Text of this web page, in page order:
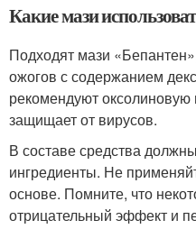
Какие мази
Подходят мази
ожогов с содержанием
рекомендуют
защищает от вирусов.
В составе средства
ингредиенты. Не
основе. Помните, что
отрицательный эффект и